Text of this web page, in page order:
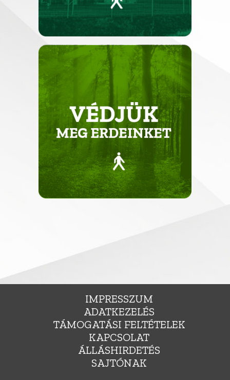
IMPRESSZUM
ADATKEZELÉS
TÁMOGATÁSI FELTÉTELEK
KAPCSOLAT
ÁLLÁSHIRDETÉS
SAJTÓNAK